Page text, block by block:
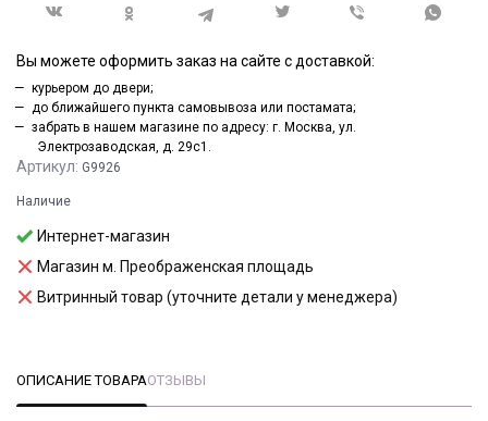
Артикул: G9926
Наличие
Интернет-магазин
Магазин м. Преображенская площадь
Витринный товар (уточните детали у менеджера)
Вы можете оформить заказ на сайте с доставкой:
курьером до двери;
до ближайшего пункта самовывоза или постамата;
забрать в нашем магазине по адресу: г. Москва, ул.
Электрозаводская, д. 29с1.
ОПИСАНИЕ ТОВАРАОТЗЫВЫ